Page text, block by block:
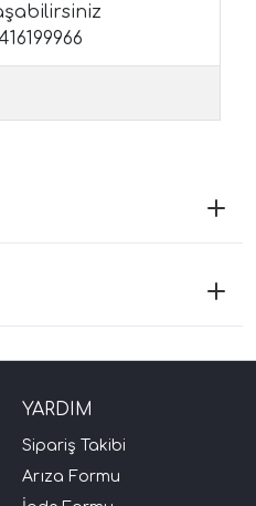
YARDIM
Sipariş Takibi
Arıza Formu